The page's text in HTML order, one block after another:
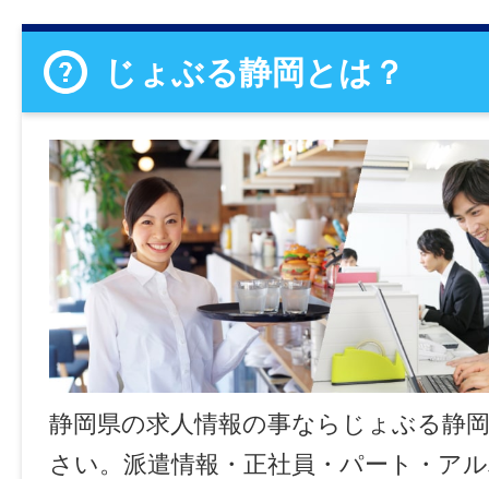
じょぶる静岡とは？
静岡県の求人情報の事ならじょぶる静
さい。派遣情報・正社員・パート・ア